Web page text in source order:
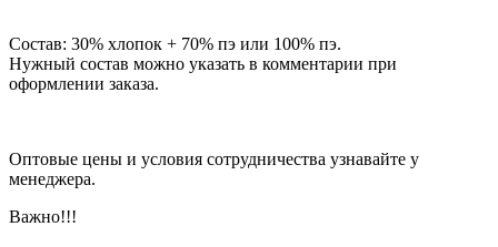
Состав: 30% хлопок + 70% пэ или 100% пэ.
Нужный состав можно указать в комментарии при
оформлении заказа.
Оптовые цены и условия сотрудничества узнавайте у
менеджера.
Важно!!!